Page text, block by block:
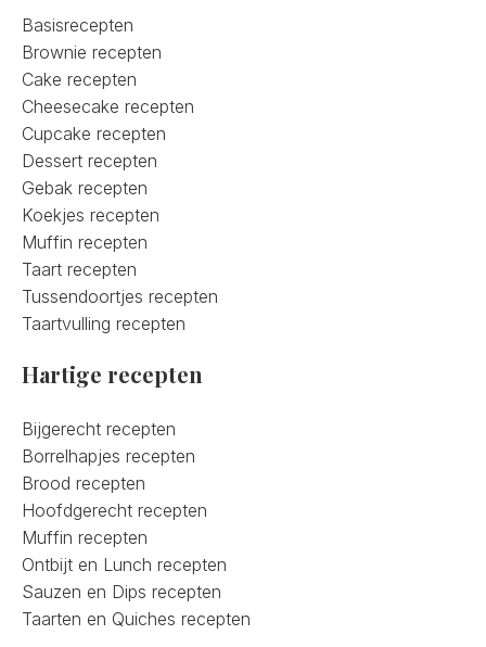
Basisrecepten
Brownie recepten
Cake recepten
Cheesecake recepten
Cupcake recepten
Dessert recepten
Gebak recepten
Koekjes recepten
Muffin recepten
Taart recepten
Tussendoortjes recepten
Taartvulling recepten
Hartige recepten
Bijgerecht recepten
Borrelhapjes recepten
Brood recepten
Hoofdgerecht recepten
Muffin recepten
Ontbijt en Lunch recepten
Sauzen en Dips recepten
Taarten en Quiches recepten